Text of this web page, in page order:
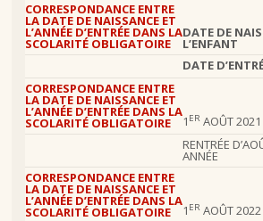
CORRESPONDANCE ENTRE
LA DATE DE NAISSANCE ET
L’ANNÉE D’ENTRÉE DANS LA
SCOLARITÉ OBLIGATOIRE
DATE DE
L’ENFANT
DATE
CORRESPONDANCE ENTRE
LA DATE DE NAISSANCE ET
L’ANNÉE D’ENTRÉE DANS LA
SCOLARITÉ OBLIGATOIRE 1 ER AOÛT 2021
RENTRÉE
ANNÉE
CORRESPONDANCE ENTRE
LA DATE DE NAISSANCE ET
L’ANNÉE D’ENTRÉE DANS LA
SCOLARITÉ OBLIGATOIRE 1 ER AOÛT 2022